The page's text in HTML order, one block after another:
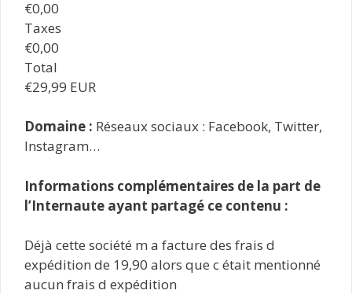
€0,00
Taxes
€0,00
Total
€29,99 EUR
Domaine : Réseaux sociaux : Facebook, Twitter,
Instagram…
Informations complémentaires de la part de
l’Internaute ayant partagé ce contenu :
Déjà cette société m a facture des frais d
expédition de 19,90 alors que c était mentionné
aucun frais d expédition